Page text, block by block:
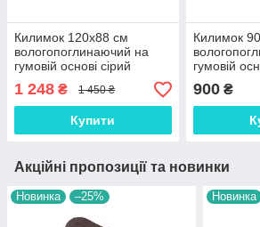
Килимок 120х88 см
вологопоглинаючий на
гумовій основі сірий
1 248 ₴ 1 450 ₴
Купити
Килимок
гумовій
900₴
Акційні пропозиції та новинки
Новинка –25% Новинка